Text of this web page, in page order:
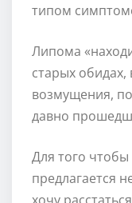
типом
Липома
старых
возмущения,
давно
Для того чтобы
предлагается